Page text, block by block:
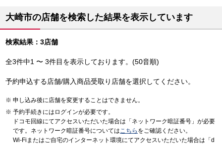
大崎市の店舗を検索した結果を表示しています
検索結果：3店舗
全3件中1 〜 3件目を表示しております。(50音順)
予約申込する店舗/購入商品受取り店舗を選択してください。
申し込み後に店舗を変更することはできません。
予約手続きにはログインが必要です。
ドコモ回線にてアクセスいただいた場合は「ネットワーク暗証番号」が必要
です。ネットワーク暗証番号についてはこちら をご確認ください。
Wi-Fiまたはご自宅のインターネット環境にてアクセスいただいた場合は「d